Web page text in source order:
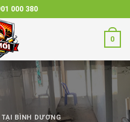
000 380
0
BÌNH DƯƠNG